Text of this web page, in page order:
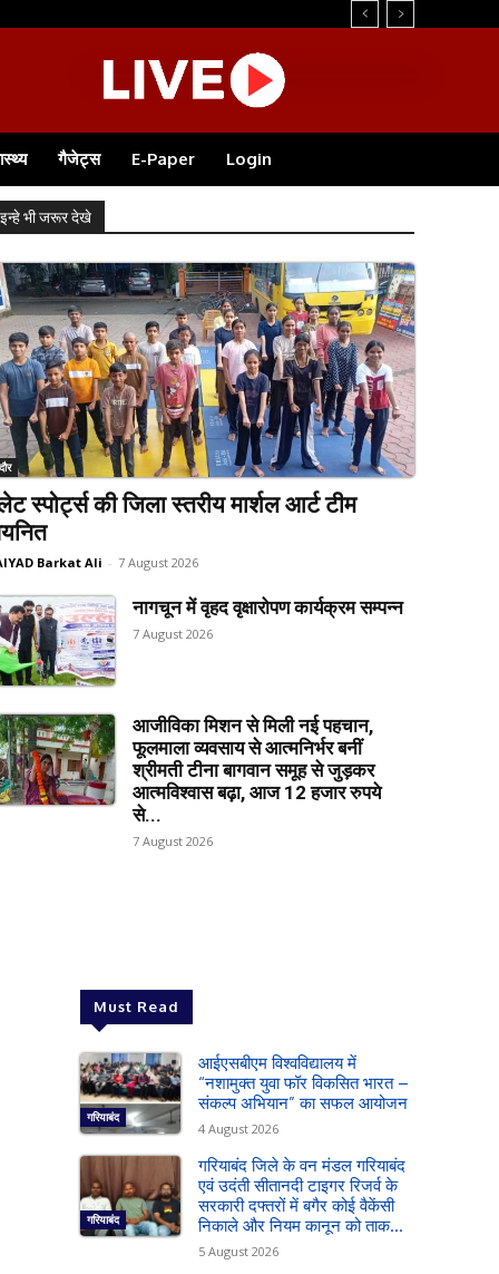
गैजेट्स E-Paper Login
इन्हे भी जरूर देखे
स्पोर्ट्स की जिला स्तरीय मार्शल आर्ट टीम
Barkat Ali - 7 August 2026
नागचून में वृहद वृक्षारोपण कार्यक्रम सम्पन्न
7 August 2026
आजीविका मिशन से मिली नई पहचान,
फूलमाला व्यवसाय से आत्मनिर्भर बनीं
श्रीमती टीना बागवान समूह से जुड़कर
आत्मविश्वास बढ़ा, आज 12 हजार रुपये
से...
7 August 2026
Must Read
गरियाबंद
आईएसबीएम विश्वविद्यालय में
“नशामुक्त युवा फॉर विकसित भारत –
संकल्प अभियान” का सफल आयोजन
4 August 2026
गरियाबंद
गरियाबंद जिले के वन मंडल गरियाबंद
एवं उदंती सीतानदी टाइगर रिजर्व के
सरकारी दफ्तरों में बगैर कोई वैकेंसी
निकाले और नियम कानून को ताक...
5 August 2026